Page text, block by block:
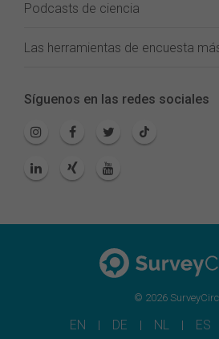
Podcasts de ciencia
Las herramientas de encuesta
Síguenos en las redes sociales
© 2026
EN DE NL ES